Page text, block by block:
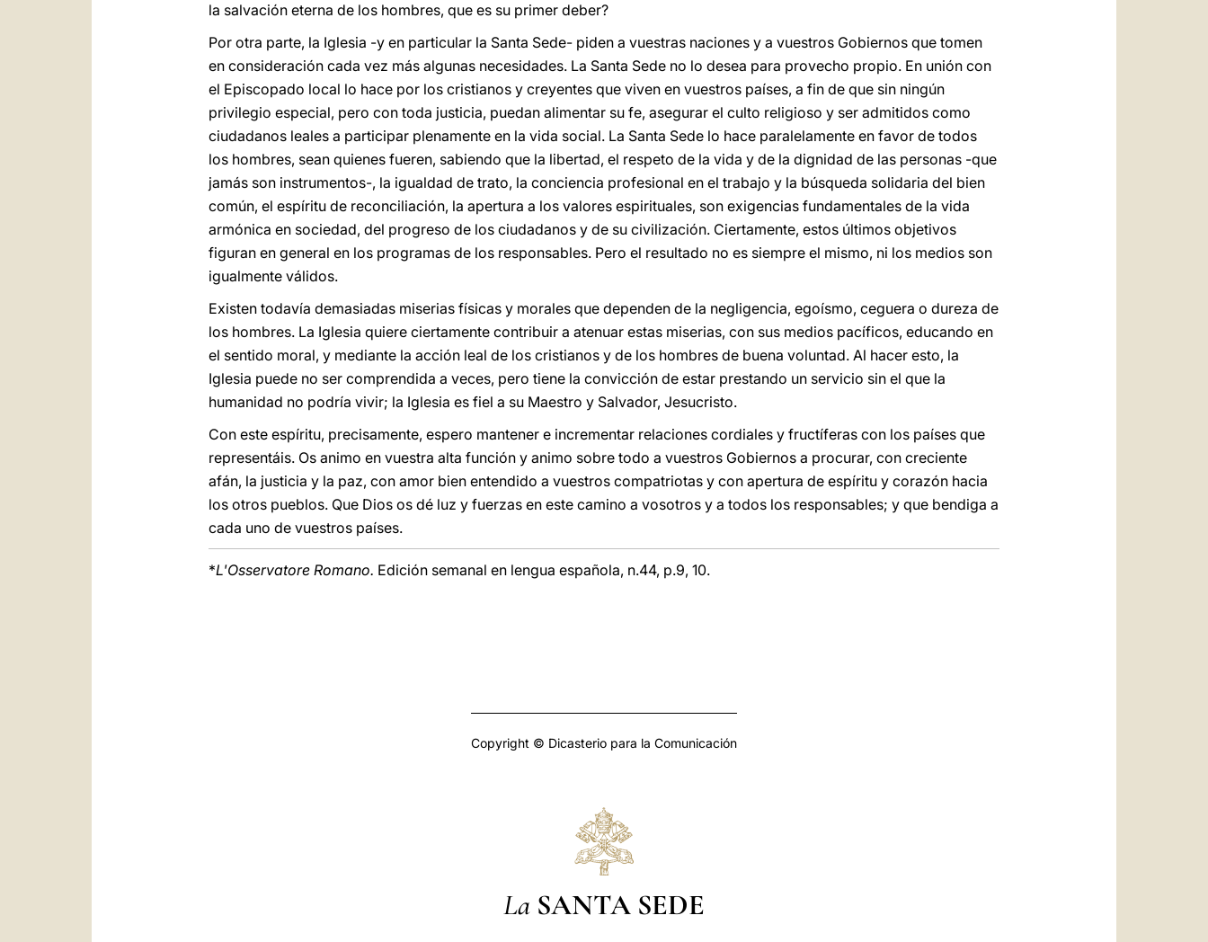
la salvación eterna de los hombres, que es su primer deber?
Por otra parte, la Iglesia -y en particular la Santa Sede- piden a vuestras naciones y a vuestros Gobiernos que tomen
en consideración cada vez más algunas necesidades. La Santa Sede no lo desea para provecho propio. En unión con
el Episcopado local lo hace por los cristianos y creyentes que viven en vuestros países, a fin de que sin ningún
privilegio especial, pero con toda justicia, puedan alimentar su fe, asegurar el culto religioso y ser admitidos como
ciudadanos leales a participar plenamente en la vida social. La Santa Sede lo hace paralelamente en favor de todos
los hombres, sean quienes fueren, sabiendo que la libertad, el respeto de la vida y de la dignidad de las personas -que
jamás son instrumentos-, la igualdad de trato, la conciencia profesional en el trabajo y la búsqueda solidaria del bien
común, el espíritu de reconciliación, la apertura a los valores espirituales, son exigencias fundamentales de la vida
armónica en sociedad, del progreso de los ciudadanos y de su civilización. Ciertamente, estos últimos objetivos
figuran en general en los programas de los responsables. Pero el resultado no es siempre el mismo, ni los medios son
igualmente válidos.
Existen todavía demasiadas miserias físicas y morales que dependen de la negligencia, egoísmo, ceguera o dureza de
los hombres. La Iglesia quiere ciertamente contribuir a atenuar estas miserias, con sus medios pacíficos, educando en
el sentido moral, y mediante la acción leal de los cristianos y de los hombres de buena voluntad. Al hacer esto, la
Iglesia puede no ser comprendida a veces, pero tiene la convicción de estar prestando un servicio sin el que la
humanidad no podría vivir; la Iglesia es fiel a su Maestro y Salvador, Jesucristo.
Con este espíritu, precisamente, espero mantener e incrementar relaciones cordiales y fructíferas con los países que
representáis. Os animo en vuestra alta función y animo sobre todo a vuestros Gobiernos a procurar, con creciente
afán, la justicia y la paz, con amor bien entendido a vuestros compatriotas y con apertura de espíritu y corazón hacia
los otros pueblos. Que Dios os dé luz y fuerzas en este camino a vosotros y a todos los responsables; y que bendiga a
cada uno de vuestros países.
*L'Osservatore Romano. Edición semanal en lengua española, n.44, p.9, 10.
Copyright © Dicasterio para la Comunicación
La SANTA SEDE